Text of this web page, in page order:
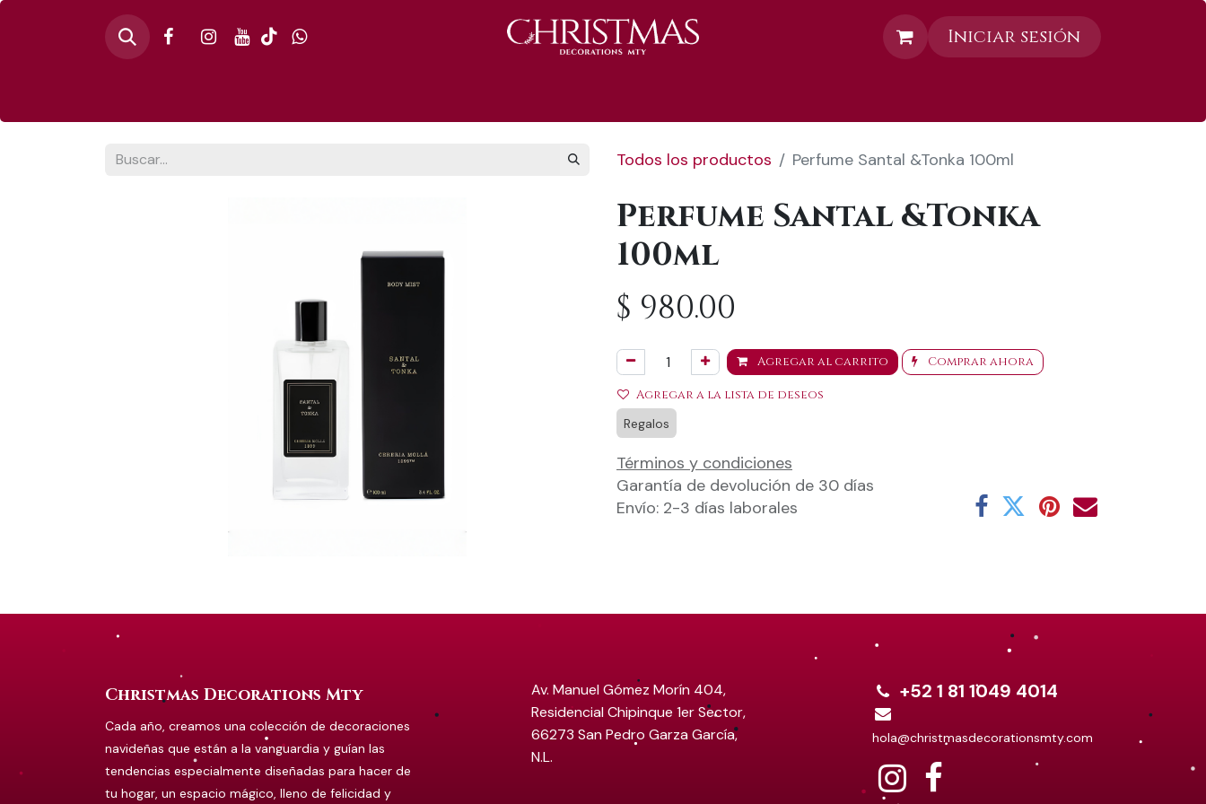
Iniciar sesión
Todos los productos Perfume Santal &Tonka 100ml
Perfume Santal &Tonka
100ml
$ 980.00
Agregar al carrito Comprar ahora
Agregar a la lista de deseos
Regalos
Términos y condiciones
Garantía de devolución de 30 días
Envío: 2-3 días laborales
Christmas Decorations Mty
Cada año, creamos una colección de decoraciones
navideñas que están a la vanguardia y guían las
tendencias especialmente diseñadas para hacer de
tu hogar, un espacio mágico, lleno de felicidad y
Av. Manuel Gómez Morín 404,
Residencial Chipinque 1er Sector,
66273 San Pedro Garza García,
N.L.
+52 1 81 1049 4014
hola@christmasdecorationsmty.com